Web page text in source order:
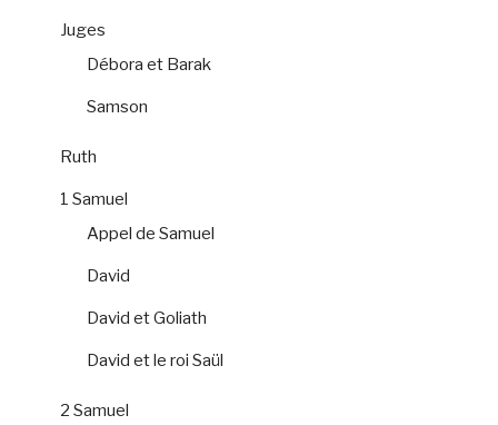
Juges
Débora et Barak
Samson
Ruth
1 Samuel
Appel de Samuel
David
David et Goliath
David et le roi Saül
2 Samuel